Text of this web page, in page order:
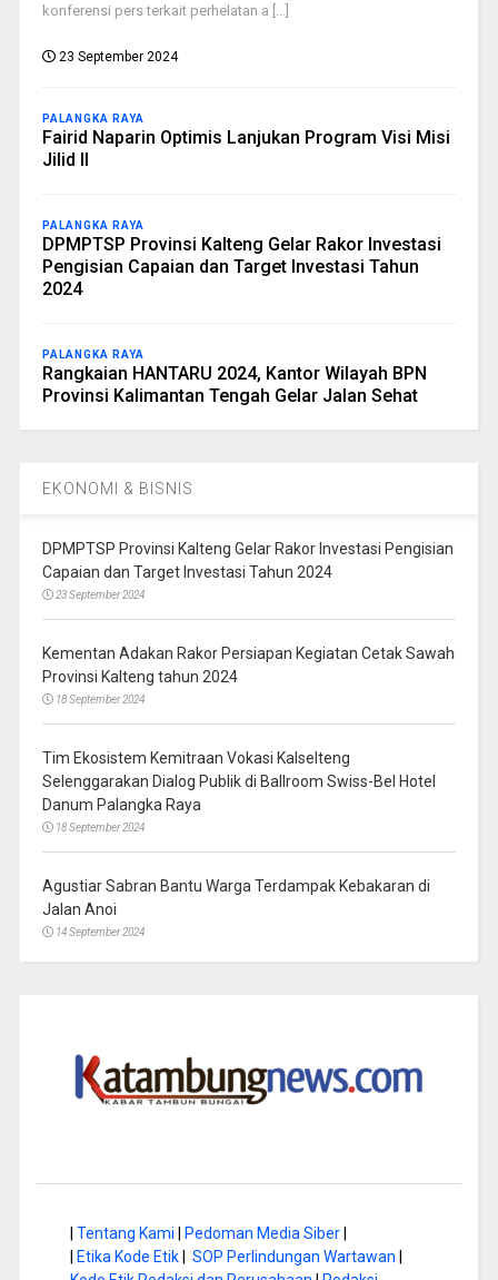
konferensi pers terkait perhelatan a [...]
23 September 2024
PALANGKA RAYA
Fairid Naparin Optimis Lanjukan Program Visi Misi
Jilid II
PALANGKA RAYA
DPMPTSP Provinsi Kalteng Gelar Rakor Investasi
Pengisian Capaian dan Target Investasi Tahun
2024
PALANGKA RAYA
Rangkaian HANTARU 2024, Kantor Wilayah BPN
Provinsi Kalimantan Tengah Gelar Jalan Sehat
EKONOMI & BISNIS
DPMPTSP Provinsi Kalteng Gelar Rakor Investasi Pengisian
Capaian dan Target Investasi Tahun 2024
23 September 2024
Kementan Adakan Rakor Persiapan Kegiatan Cetak Sawah
Provinsi Kalteng tahun 2024
18 September 2024
Tim Ekosistem Kemitraan Vokasi Kalselteng
Selenggarakan Dialog Publik di Ballroom Swiss-Bel Hotel
Danum Palangka Raya
18 September 2024
Agustiar Sabran Bantu Warga Terdampak Kebakaran di
Jalan Anoi
14 September 2024
Tentang Kami Pedoman Media Siber|
Etika Kode Etik| SOP Perlindungan Wartawan